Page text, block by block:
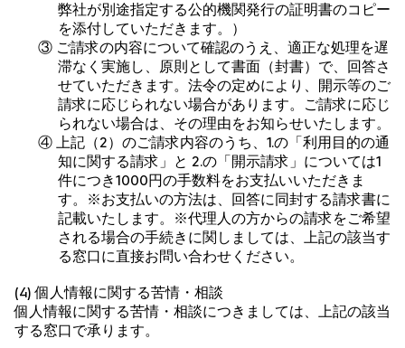
弊社が別途指定する公的機関発行の証明書のコピー
を添付していただきます。）
③ ご請求の内容について確認のうえ、適正な処理を遅
滞なく実施し、原則として書面（封書）で、回答さ
せていただきます。法令の定めにより、開示等のご
請求に応じられない場合があります。ご請求に応じ
られない場合は、その理由をお知らせいたします。
④ 上記（2）のご請求内容のうち、1.の「利用目的の通
知に関する請求」と 2.の「開示請求」については1
件につき1000円の手数料をお支払いいただきま
す。※お支払いの方法は、回答に同封する請求書に
記載いたします。※代理人の方からの請求をご希望
される場合の手続きに関しましては、上記の該当す
る窓口に直接お問い合わせください。
(4) 個人情報に関する苦情・相談
個人情報に関する苦情・相談につきましては、上記の該当
する窓口で承ります。